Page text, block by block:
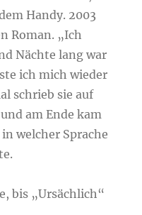
Handy. 2003
Roman. „Ich
Nächte lang war
ich mich wieder
schrieb sie auf
am Ende kam
welcher Sprache
bis „Ursächlich“